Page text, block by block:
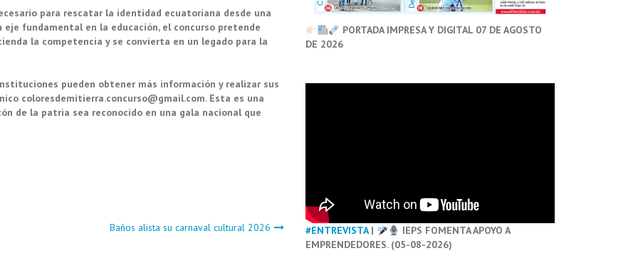
para rescatar la identidad ecuatoriana desde una
fundamental en la educación, el concurso pretende
la competencia y se convierta en un legado para la
pueden obtener más información y realizar sus
coloresdemitierra.concurso@gmail.com. Esta es una
de la patria sea reconocido en una gala nacional que
Baños alista su carnaval cultural 2026
PORTADA IMPRESA Y DIGITAL 07 DE AGOSTO
DE 2026
#ENTREVISTA|
IEPS FOMENTA APOYO A
EMPRENDEDORES. (05-08-2026)